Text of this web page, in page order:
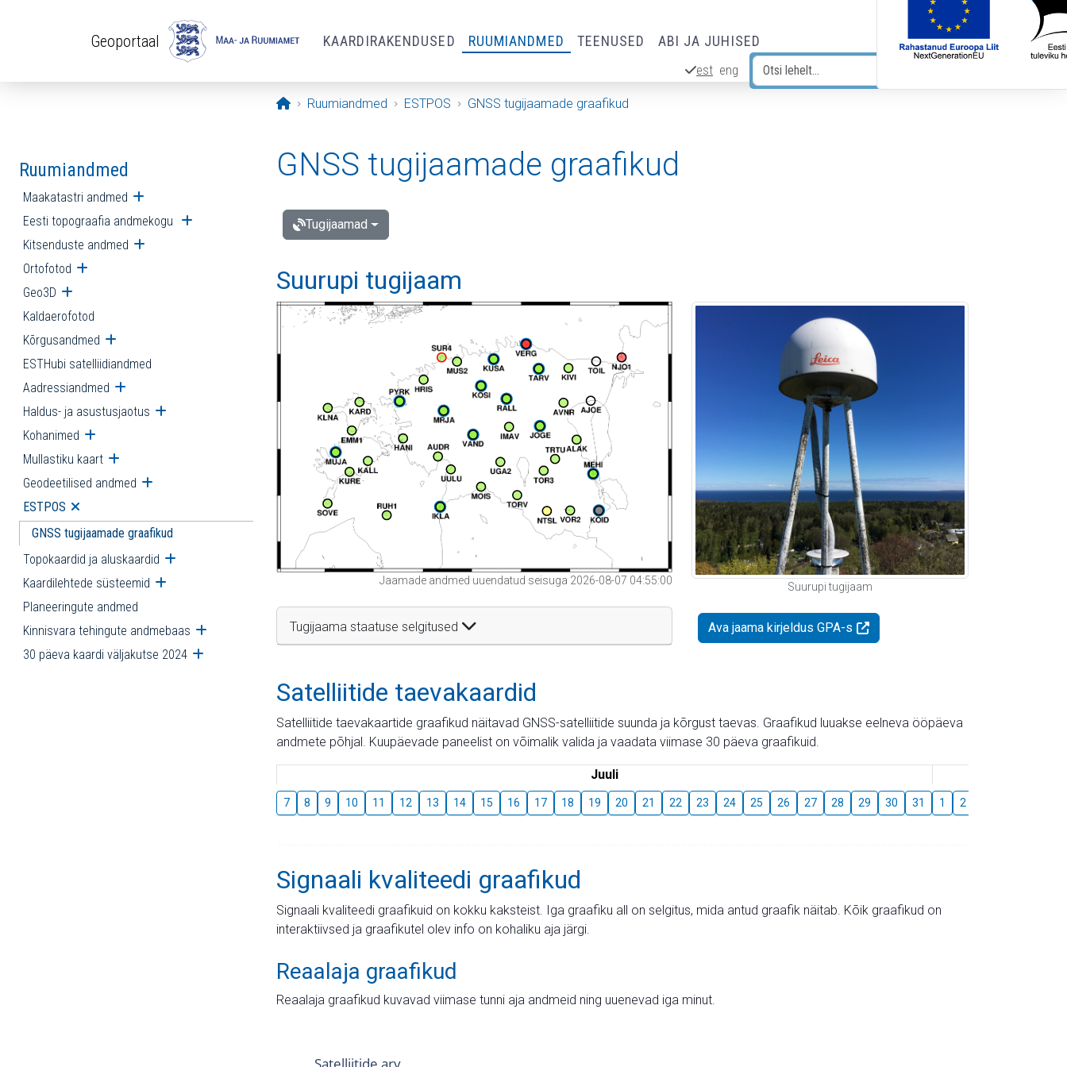
Geoportaal KAARDIRAKENDUSED RUUMIANDMED TEENUSED ABI JA JUHISED
est eng
Avaleht
Ruumiandmed ESTPOS GNSS tugijaamade graafikud
Ruumiandmed
Maakatastri andmed Ava alammenüü
Eesti topograafia andmekogu Ava alammenüü
Kitsenduste andmed Ava alammenüü
Ortofotod Ava alammenüü
Geo3D Ava alammenüü
Kaldaerofotod
Kõrgusandmed Ava alammenüü
ESTHubi satelliidiandmed
Aadressiandmed Ava alammenüü
Haldus- ja asustusjaotus Ava alammenüü
Kohanimed Ava alammenüü
Mullastiku kaart Ava alammenüü
Geodeetilised andmed Ava alammenüü
ESTPOS Ava alammenüü
GNSS tugijaamade graafikud
Topokaardid ja aluskaardid Ava alammenüü
Kaardilehtede süsteemid Ava alammenüü
Planeeringute andmed
Kinnisvara tehingute andmebaas Ava alammenüü
30 päeva kaardi väljakutse 2024 Ava alammenüü
GNSS tugijaamade graafikud
Tugijaamad
Suurupi tugijaam
Jaamade andmed uuendatud seisuga 2026-08-07 04:55:00
Tugijaama staatuse selgitused
Suurupi tugijaam
Ava jaama kirjeldus GPA-s
Satelliitide taevakaardid
Satelliitide taevakaartide graafikud näitavad GNSS-satelliitide suunda ja kõrgust taevas. Graafikud luuakse eelneva ööpäeva
andmete põhjal. Kuupäevade paneelist on võimalik valida ja vaadata viimase 30 päeva graafikuid.
Juuli
7 8 9 10 11 12 13 14 15 16 17 18 19 20 21 22 23 24 25 26 27 28 29 30 31 1 2
Signaali kvaliteedi graafikud
Signaali kvaliteedi graafikuid on kokku kaksteist. Iga graafiku all on selgitus, mida antud graafik näitab. Kõik graafikud on
interaktiivsed ja graafikutel olev info on kohaliku aja järgi.
Reaalaja graafikud
Reaalaja graafikud kuvavad viimase tunni aja andmeid ning uuenevad iga minut.